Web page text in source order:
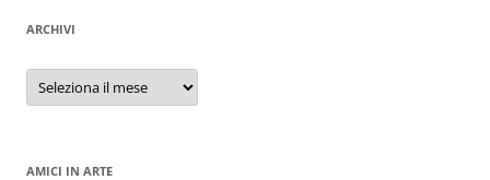
ARCHIVI
Archivi
AMICI IN ARTE